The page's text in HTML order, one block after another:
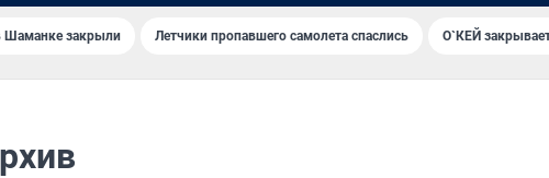
Шаманке закрыли Летчики пропавшего самолета спаслись О`КЕЙ